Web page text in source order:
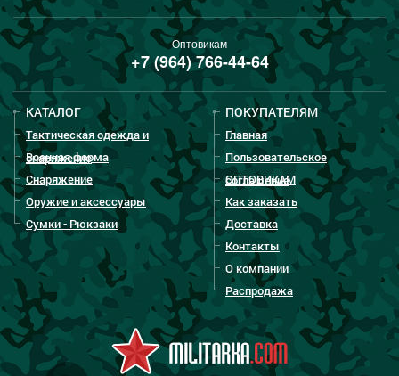
Оптовикам
+7 (964) 766-44-64
КАТАЛОГ
Тактическая одежда и
снаряжение
Военная форма
Снаряжение
Оружие и аксессуары
Сумки - Рюкзаки
ПОКУПАТЕЛЯМ
Главная
Пользовательское
соглашение
ОПТОВИКАМ
Как заказать
Доставка
Контакты
О компании
Распродажа